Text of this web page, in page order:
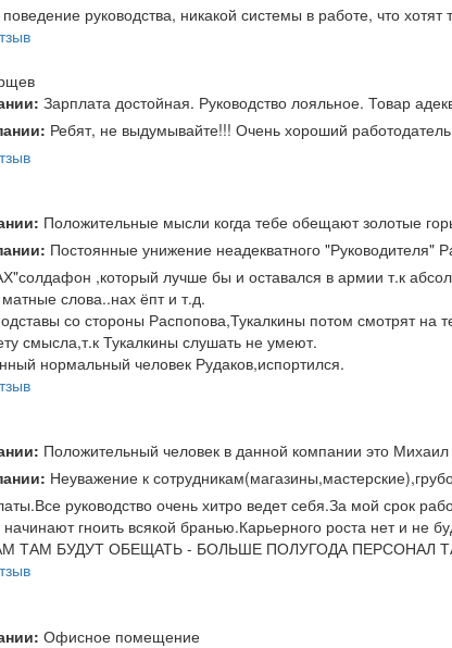
руководства, никакой системы в работе, что хотят
Зарплата достойная. Руководство лояльное. Товар
Ребят, не выдумывайте!!! Очень хороший
Положительные мысли когда тебе обещают золотые
Постоянные унижение неадекватного "Руководителя"
,который лучше бы и оставался в армии т.к
слова..нах ёпт и т.д.
со стороны Распопова,Тукалкины потом смотрят на
смысла,т.к Тукалкины слушать не умеют.
нормальный человек Рудаков,испортился.
Положительный человек в данной компании это
Неуважение к
руководство очень хитро ведет себя.За мой срок
начинают гноить всякой бранью.Карьерного роста нет и не
ТАМ БУДУТ ОБЕЩАТЬ - БОЛЬШЕ ПОЛУГОДА ПЕРСОНАЛ
Офисное помещение